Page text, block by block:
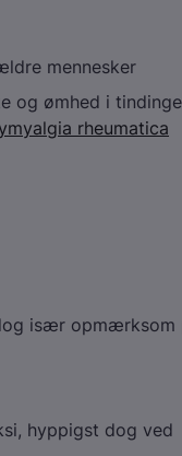
mennesker
og ømhed i
rheumatica
især opmærksom
hyppigst dog ved